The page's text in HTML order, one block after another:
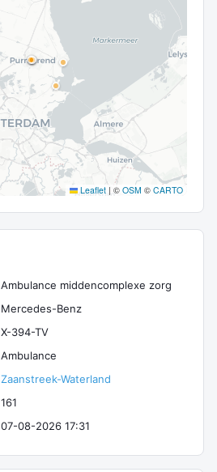
Leaflet | © OSM © CARTO
Ambulance middencomplexe zorg
Mercedes-Benz
X-394-TV
Ambulance
Zaanstreek-Waterland
161
07-08-2026 17:31